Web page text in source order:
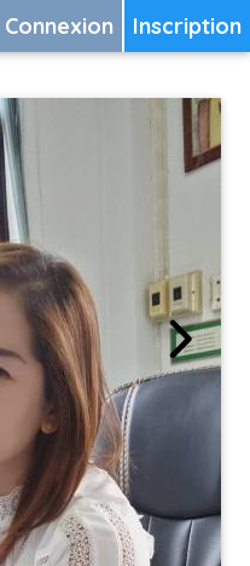
Inscription
Connexion